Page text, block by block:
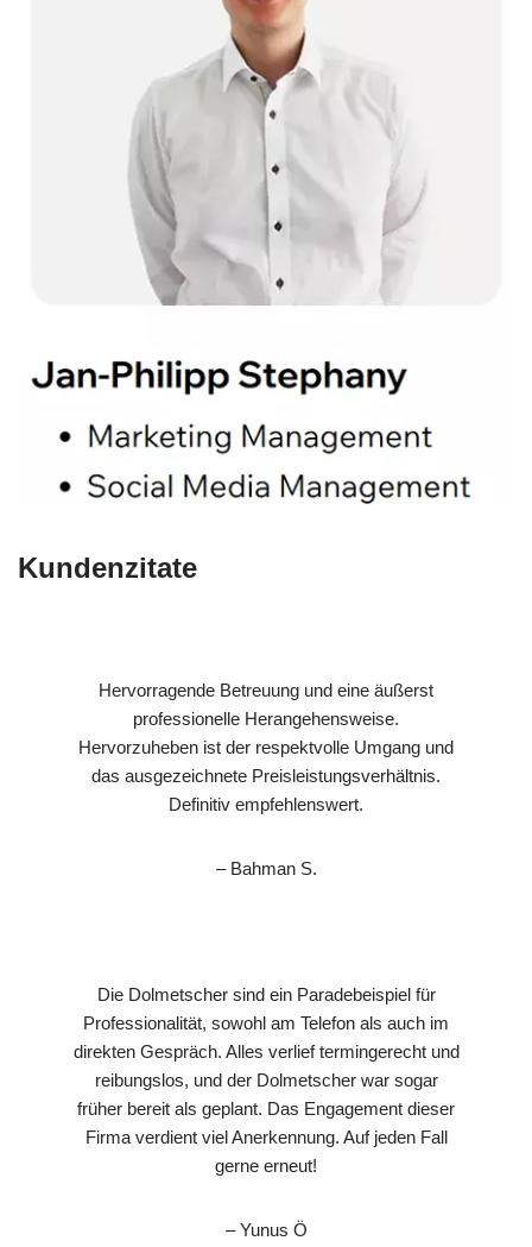
Kundenzitate
Hervorragende Betreuung und eine äußerst
professionelle Herangehensweise.
Hervorzuheben ist der respektvolle Umgang und
das ausgezeichnete Preisleistungsverhältnis.
Definitiv empfehlenswert.
– Bahman S.
Die Dolmetscher sind ein Paradebeispiel für
Professionalität, sowohl am Telefon als auch im
direkten Gespräch. Alles verlief termingerecht und
reibungslos, und der Dolmetscher war sogar
früher bereit als geplant. Das Engagement dieser
Firma verdient viel Anerkennung. Auf jeden Fall
gerne erneut!
– Yunus Ö